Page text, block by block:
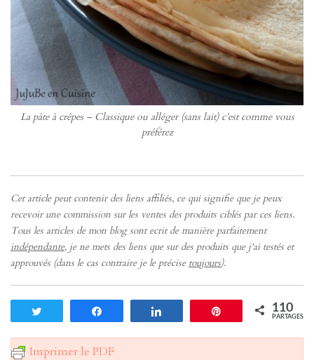
La pâte à crêpes – Classique ou alléger (sans lait) c’est comme vous
préférez
Cet article peut contenir des liens affiliés, ce qui signifie que je peux
recevoir une commission sur les ventes des produits ciblés par ces liens.
Tous les articles de mon blog sont ecrit de manière parfaitement
indépendante, je ne mets des liens que sur des produits que j'ai testés et
approuvés (dans le cas contraire je le précise toujours).
Enregistrer110
PARTAGES
Imprimer le PDF